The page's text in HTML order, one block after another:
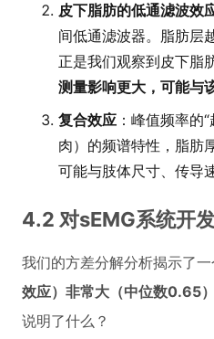
皮下脂肪的低通滤波效
间低通滤波器。脂肪层
正是我们观察到皮下脂
测量影响更大，可能与
复合效应 ：峰值频率的
肉）的频谱特性，脂肪
可能与肢体尺寸、传导
4.2 对sEMG系统开
我们的方差分解分析揭示了
效应）非常大（中位数0.65
说明了什么？